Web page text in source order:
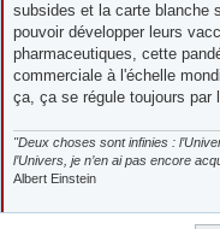
subsides et la carte blanche
pouvoir développer leurs
pharmaceutiques, cette
commerciale à l'échelle
ça, ça se régule toujours par
"Deux choses sont infinies :
l’Univers, je n’en ai pas encore
Albert Einstein